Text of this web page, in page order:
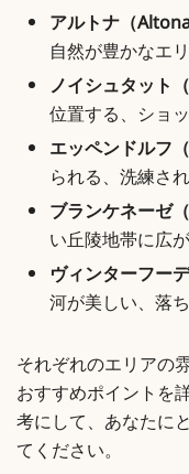
アルトナ（Altona
自然が豊かなエリ
ノイシュタット
位置する、ショ
エッペンドルフ
られる、洗練さ
ブランケネーゼ
い丘陵地帯に広
ヴィンターフー
河が美しい、落
それぞれのエリアの
おすすめポイントを
考にして、あなたに
てください。